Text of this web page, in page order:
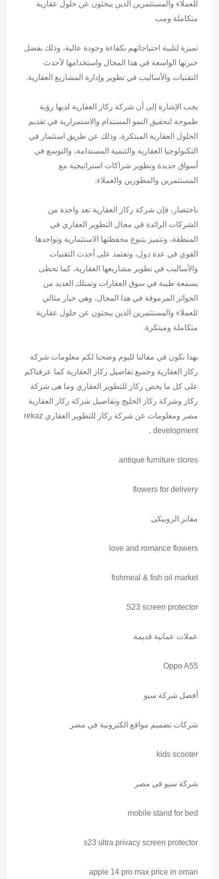
للعملاء والمستثمرين الذين يبحثون عن حلول عقارية
متكاملة ومب
تميزة لتلبية احتياجاتهم بكفاءة وجودة عالية، وذلك بفضل
خبرتها الواسعة في هذا المجال واستخدامها لأحدث
التقنيات والأساليب في تطوير وإدارة المشاريع العقارية.
يجب الإشارة إلى أن شركة ركاز العقارية لديها رؤية
طموحة لتحقيق النمو المستدام والاستمرارية في تقديم
الحلول العقارية المبتكرة، وذلك عن طريق استثمار في
التكنولوجيا العقارية والتنمية المستدامة، والتوسع في
أسواق جديدة وتطوير شراكات استراتيجية مع
المستثمرين والمطورين والعملاء.
باختصار، فإن شركة ركاز العقارية تعد واحدة من
الشركات الرائدة في مجال التطوير العقاري في
المنطقة، وتتميز بتنوع محفظتها الاستثمارية وتواجدها
القوي في عدة دول، وتعتمد على أحدث التقنيات
والأساليب في تطوير مشاريعها العقارية، كما تحظى
بسمعة طيبة في سوق العقارات وتمتلك العديد من
الجوائز المرموقة في هذا المجال، وهي خيار مثالي
للعملاء والمستثمرين الذين يبحثون عن حلول عقارية
متكاملة ومبتكرة.
بهذا نكون في مقالنا لليوم وضحنا لكم معلومات شركة
ركاز العقارية وجميع تفاصيل ركاز العقارية كما عرفناكم
على كل ما يخص ركاز للتطوير العقاري وما هى شركة
ركاز وشركة ركاز الخليج وتفاصيل شركة ركاز العقارية
مصر ومعلومات عن شركة ركاز للتطوير العقاري rekaz
development .
antique furniture stores
flowers for delivery
مقابر الروبيكى
love and romance flowers
fishmeal & fish oil market
S23 screen protector
عملات عمانية قديمة
Oppo A55
أفضل شركة سيو
شركات تصميم مواقع الكترونية في مصر
kids scooter
شركة سيو في مصر
mobile stand for bed
s23 ultra privacy screen protector
apple 14 pro max price in oman